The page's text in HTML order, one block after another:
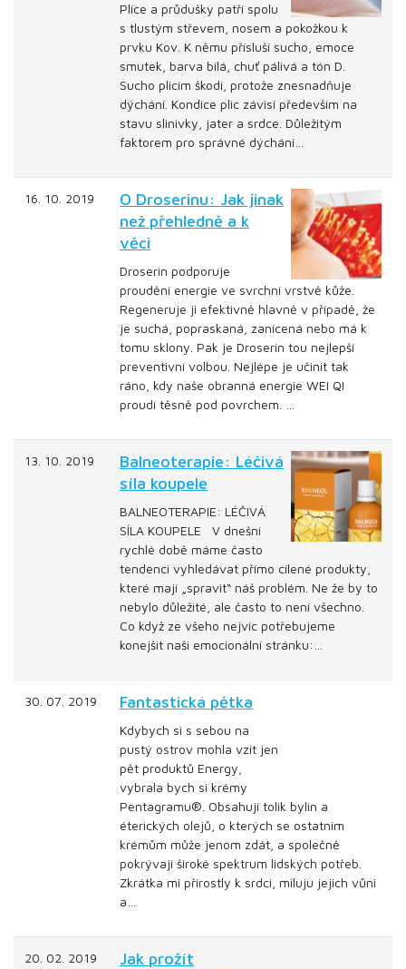
Plíce a průdušky patří spolu
s tlustým střevem, nosem a pokožkou k
prvku Kov. K němu přísluší sucho, emoce
smutek, barva bílá, chuť pálivá a tón D.
Sucho plicím škodí, protože znesnadňuje
dýchání. Kondice plic závisí především na
stavu slinivky, jater a srdce. Důležitým
faktorem pro správné dýchání…
16. 10. 2019
O Droserinu: Jak jinak
než přehledně a k
věci
Droserin podporuje
proudění energie ve svrchní vrstvě kůže.
Regeneruje ji efektivně hlavně v případě, že
je suchá, popraskaná, zanícená nebo má k
tomu sklony. Pak je Droserin tou nejlepší
preventivní volbou. Nejlépe je učinit tak
ráno, kdy naše obranná energie WEI QI
proudí těsně pod povrchem. …
13. 10. 2019
Balneoterapie: Léčivá
síla koupele
BALNEOTERAPIE: LÉČIVÁ
SÍLA KOUPELE V dnešní
rychlé době máme často
tendenci vyhledávat přímo cílené produkty,
které mají „spravit“ náš problém. Ne že by to
nebylo důležité, ale často to není všechno.
Co když ze všeho nejvíc potřebujeme
konejšit naši emocionální stránku:…
30. 07. 2019 Fantastická pětka
Kdybych si s sebou na
pustý ostrov mohla vzít jen
pět produktů Energy,
vybrala bych si krémy
Pentagramu®. Obsahují tolik bylin a
éterických olejů, o kterých se ostatním
krémům může jenom zdát, a společně
pokrývají široké spektrum lidských potřeb.
Zkrátka mi přirostly k srdci, miluju jejich vůni
a…
20. 02. 2019
Jak prožít